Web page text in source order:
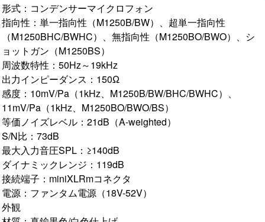
形式：コンデンサーマイクロフォン
指向性：単一指向性（M1250B/BW）、超単一指向性
（M1250BHC/BWHC）、無指向性（M1250BO/BWO）、シ
ョットガン（M1250BS）
周波数特性：50Hz～19kHz
出力インピーダンス：150Ω
感度：10mV/Pa（1kHz、M1250B/BW/BHC/BWHC）、
11mV/Pa（1kHz、M1250BO/BWO/BS）
等価ノイズレベル：21dB（A-weighted）
S/N比：73dB
最大入力音圧SPL：≥140dB
ダイナミックレンジ：119dB
接続端子：miniXLRmコネクタ
電源：ファンタム電源（18V-52V）
外観